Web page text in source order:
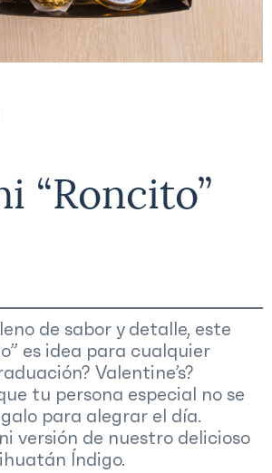
“Roncito”
de sabor y detalle, este
es idea para cualquier
Valentine’s?
tu persona especial no se
para alegrar el día.
versión de nuestro delicioso
Índigo.